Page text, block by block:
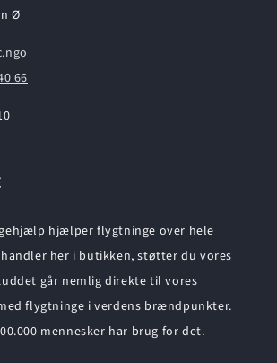
Ø
66
hjælper flygtninge over hele
her i butikken, støtter du vores
går nemlig direkte til vores
flygtninge i verdens brændpunkter.
mennesker har brug for det.